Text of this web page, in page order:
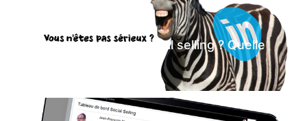
LinkedIn pour faire du social selling ? Quelle